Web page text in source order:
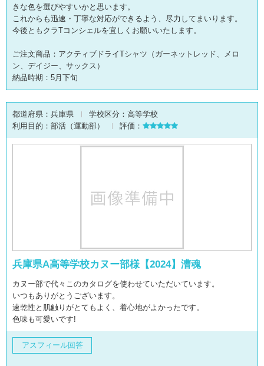
きな色を選びやすいかと思います。
これからも迅速・丁寧な対応ができるよう、尽力してまいります。
今後ともクラTコンシェルを宜しくお願いいたします。
ご注文商品：アクティブドライTシャツ（ガーネットレッド、メロ
ン、デイジー、サックス）
納品時期：5月下旬
都道府県： 兵庫県 学校区分： 高等学校
利用目的： 部活（運動部） 評価：
兵庫県A高等学校カヌー部様【2024】漕魂
カヌー部で代々このカタログを使わせていただいています。
いつもありがとうございます。
速乾性と肌触りがとてもよく、着心地がよかったです。
色味も可愛いです!
アスフィール回答